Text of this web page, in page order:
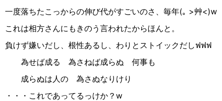
一度落ちたこっからの伸び代がすごいのさ、毎年(｡ >艸<)w
これは相方さんにもきのう言われたからほんと。
負けず嫌いだし、根性あるし、わりとストイックだしฟฟฟ
為せば成る 為さねば成らぬ 何事も
成らぬは人の 為さぬなりけり
・・・これであってるっけか？ w